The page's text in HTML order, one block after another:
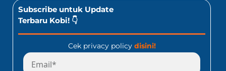
Jangan Kelewatan!
Baca Sekarang!
Subscribe untuk Update
Terbaru Kobi! 👇
Cek privacy policy disini!